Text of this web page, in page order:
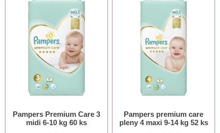
Pampers Premium Care 3
midi 6-10 kg 60 ks
Pampers premium care
pleny 4 maxi 9-14 kg 52 ks